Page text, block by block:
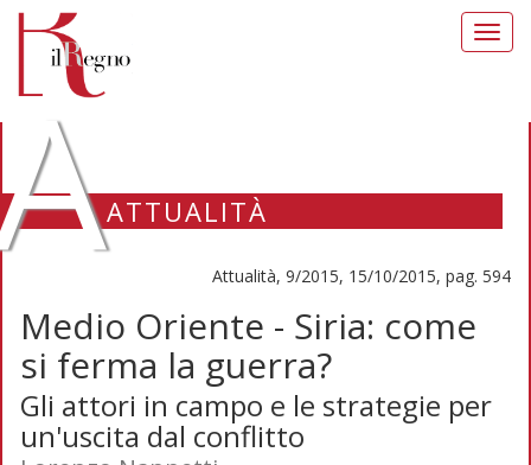
ATTUALITÀ
Attualità, 9/2015, 15/10/2015, pag. 594
Medio Oriente - Siria: come
si ferma la guerra?
Gli attori in campo e le strategie per
un'uscita dal conflitto